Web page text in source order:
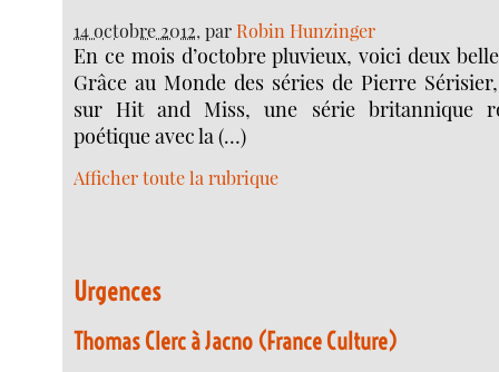
14 octobre 2012, par Robin Hunzinger
En ce mois d’octobre pluvieux, voici deux
Grâce au Monde des séries de Pierre
sur Hit and Miss, une série britannique
poétique avec la (…)
Afficher toute la rubrique
Urgences
Thomas Clerc à Jacno (France Culture)